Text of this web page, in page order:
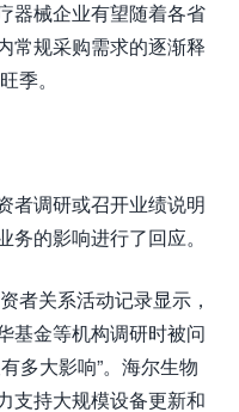
器械企业有望随着各省
常规采购需求的逐渐释
季。
者调研或召开业绩说明
的影响进行了回应。
者关系活动记录显示，
基金等机构调研时被问
多大影响”。海尔生物
支持大规模设备更新和